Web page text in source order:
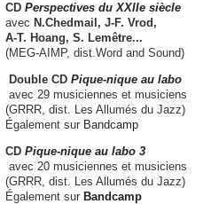
CD Perspectives du XXIIe siècle
avec N.Chedmail, J-F. Vrod,
A-T. Hoang, S. Lemêtre...
(MEG-AIMP, dist.Word and Sound)
Double CD Pique-nique au labo
avec 29 musiciennes et musiciens
(GRRR, dist. Les Allumés du Jazz)
Également sur Bandcamp
CD Pique-nique au labo 3
avec 20 musiciennes et musiciens
(GRRR, dist. Les Allumés du Jazz)
Également sur Bandcamp